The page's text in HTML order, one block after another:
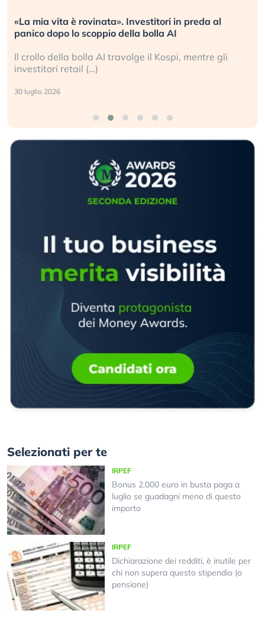
«La mia vita è rovinata». Investitori in preda al
panico dopo lo scoppio della bolla AI
Il crollo della bolla AI travolge il Kospi, mentre gli
investitori retail (…)
30 luglio 2026
Selezionati per te
IRPEF
Bonus 2.000 euro in busta paga a
luglio se guadagni meno di questo
importo
IRPEF
Dichiarazione dei redditi, è inutile per
chi non supera questo stipendio (o
pensione)